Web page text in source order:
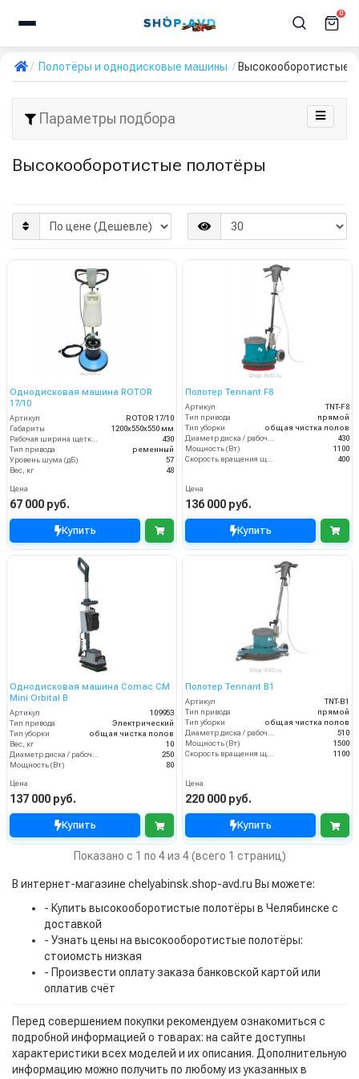
0
Полотёры и однодисковые машины Высокооборотистые
Параметры подбора
Высокооборотистые полотёры
Однодисковая машина ROTOR
17/10
Артикул
ROTOR 17/10
Габариты
1200х550х550 мм
430
Тип привода
ременный
Уровень шума (дБ)
57
Вес, кг
48
Цена
67 000 руб.
Купить
Полотер Tennant F8
Артикул
TNT-F8
Тип привода
прямой
Тип уборки
общая чистка полов
430
Мощность (Вт)
1100
400
Цена
136 000 руб.
Купить
Однодисковая машина Comac CM
Mini Orbital B
Артикул
109953
Тип привода
Электрический
Тип уборки
общая чистка полов
Вес, кг
10
Диаметр диска / рабочая ширина (мм)
250
Мощность (Вт)
80
Цена
137 000 руб.
Купить
Полотер Tennant B1
Артикул
TNT-B1
Тип привода
прямой
Тип уборки
общая чистка полов
Диаметр диска / рабочая ширина (мм)
510
Мощность (Вт)
1500
Скорость вращения щётки (об/мин)
1100
Цена
220 000 руб.
Купить
Показано с 1 по 4 из 4 (всего 1 страниц)
В интернет-магазине chelyabinsk.shop-avd.ru Вы можете:
- Купить высокооборотистые полотёры в Челябинске с
доставкой
- Узнать цены на высокооборотистые полотёры:
стоиомсть низкая
- Произвести оплату заказа банковской картой или
оплатив счёт
Перед совершением покупки рекомендуем ознакомиться с
подробной информацией о товарах: на сайте доступны
характеристики всех моделей и их описания. Дополнительную
информацию можно получить по любому из указанных в